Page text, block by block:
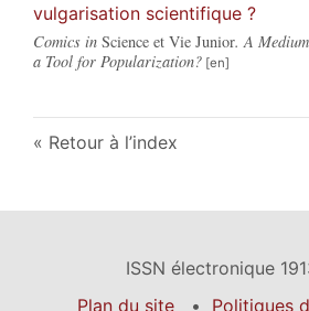
vulgarisation scientifique ?
Comics in Science et Vie Junior. A
a Tool for Popularization?
Retour à l’index
ISSN électronique
Plan du site
Politiques